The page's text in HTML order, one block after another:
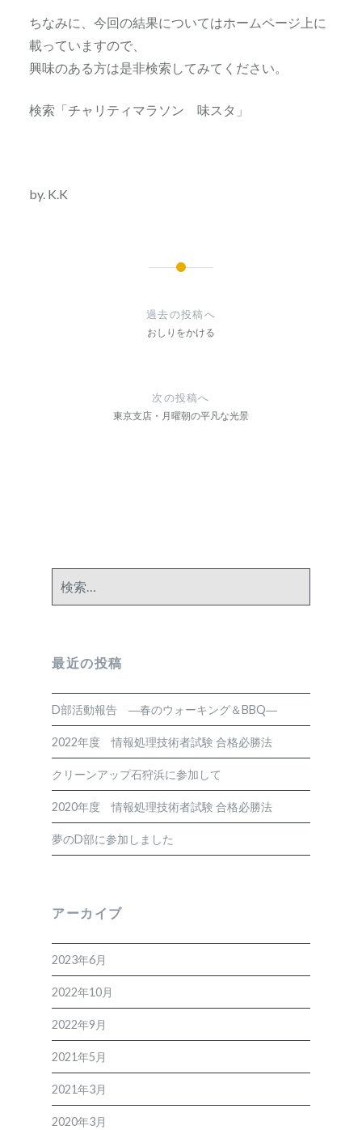
ちなみに、今回の結果についてはホームページ上に
載っていますので、
興味のある方は是非検索してみてください。
検索「チャリティマラソン 味スタ」
by. K.K
過去の投稿へ
おしりをかける
次の投稿へ
東京支店・月曜朝の平凡な光景
索:
最近の投稿
D部活動報告 ―春のウォーキング＆BBQ―
2022年度 情報処理技術者試験 合格必勝法
クリーンアップ石狩浜に参加して
2020年度 情報処理技術者試験 合格必勝法
夢のD部に参加しました
アーカイブ
2023年6月
2022年10月
2022年9月
2021年5月
2021年3月
2020年3月